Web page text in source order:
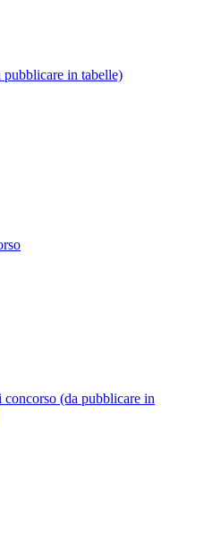
in tabelle)
concorso (da pubblicare in